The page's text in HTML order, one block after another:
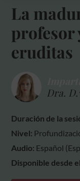
La
profesor
eruditas
Dra.
Duración de la
Nivel:
Audio: Español
Disponible desde